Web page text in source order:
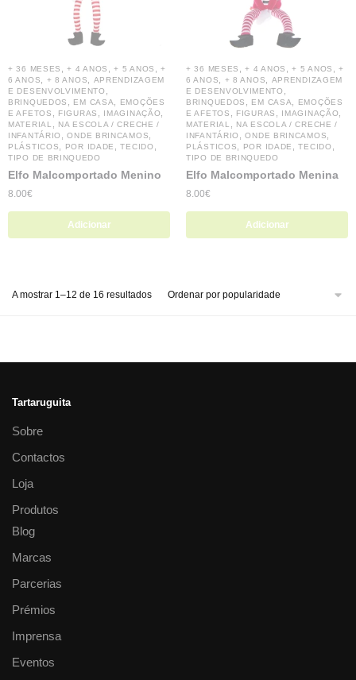
+ 36 MESES ,+ 4 ANOS ,+ 5 ANOS ,+
6 ANOS, + 8 ANOS, APRENDIZAGEM
E DESENVOLVIMENTO,
BRINQUEDOS , EM CASA,
EMOÇÕES
E AFETOS , FIGURAS , IMAGINAÇÃO,
MATERIAL , NA ESCOLA / CRECHE /
INFANTÁRIO,ONDE BRINCAMOS,
PLÁSTICOS, POR IDADE ,TECIDO,
TIPO DE BRINQUEDO
Elfo Malcomportado Menino
8.00€
Adicionar
+ 36 MESES ,+ 4 ANOS ,+ 5 ANOS ,+
6 ANOS, + 8 ANOS, APRENDIZAGEM
E DESENVOLVIMENTO,
BRINQUEDOS , EM CASA,
EMOÇÕES
E AFETOS , FIGURAS , IMAGINAÇÃO,
MATERIAL , NA ESCOLA / CRECHE /
INFANTÁRIO,ONDE BRINCAMOS,
PLÁSTICOS, POR IDADE ,TECIDO,
TIPO DE BRINQUEDO
Elfo Malcomportado Menina
8.00€
Adicionar
A mostrar 1–12 de 16 resultados
Tartaruguita
Sobre
Contactos
Loja
Produtos
Blog
Marcas
Parcerias
Prémios
Imprensa
Eventos